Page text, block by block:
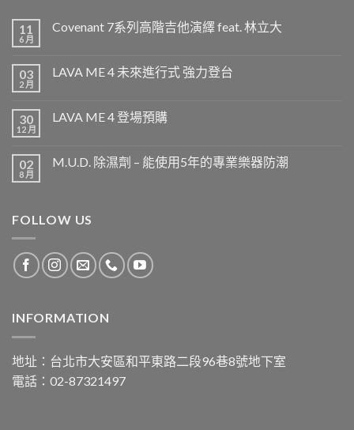
11
6 月
Covenant 7系列高階吉他演繹 feat. 林立大
03
2 月
LAVA ME 4 未來進行式 強力登台
30
12 月
LAVA ME 4 登場預購
02
8 月
M.U.D. 除濕劑 – 能使用5年的專業樂器防潮
FOLLOW US
INFORMATION
地址：台北市大安區和平東路二段96巷8號地下室
電話：02-87321497